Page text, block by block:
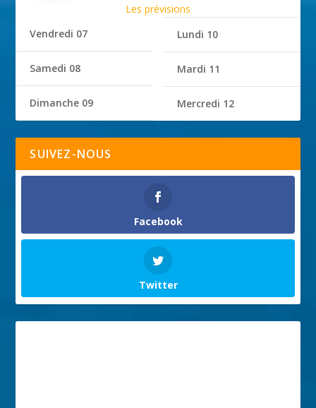
Les prévisions
Vendredi 07
Samedi 08
Dimanche 09
Lundi 10
Mardi 11
Mercredi 12
SUIVEZ-NOUS
Facebook
Twitter